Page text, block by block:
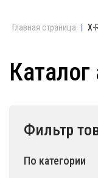
Главная страница X-
Каталог
Фильтр
По категории